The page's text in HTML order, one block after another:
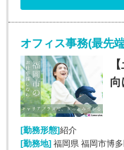
[勤務形態]紹介
[勤務地] 福岡県 福岡市博